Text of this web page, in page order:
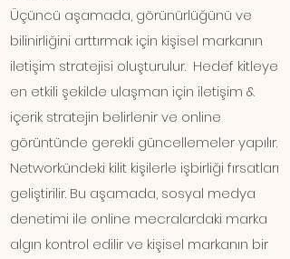
Üçüncü aşamada, görünürlüğünü ve
bilinirliğini arttırmak için kişisel markanın
iletişim stratejisi oluşturulur. Hedef kitleye
en etkili şekilde ulaşman için iletişim &
içerik stratejin belirlenir ve online
görüntünde gerekli güncellemeler yapılır.
Networkündeki kilit kişilerle işbirliği fırsatları
geliştirilir. Bu aşamada, sosyal medya
denetimi ile online mecralardaki marka
algın kontrol edilir ve kişisel markanın bir